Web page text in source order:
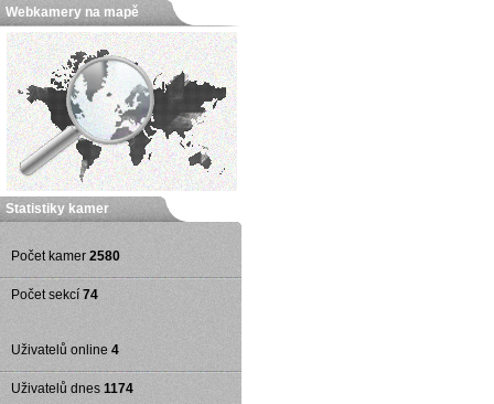
Webkamery na mapě
Statistiky kamer
Počet kamer 2580
Počet sekcí 74
Uživatelů online 4
Uživatelů dnes 1174